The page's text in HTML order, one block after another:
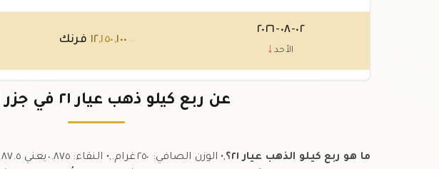
٠٢-٠٨-٢٠٢٦
الأحد ↓
١٢,١٥٠,١٠٠ .٠٠ فرنك
١٢,١٥٢ ٧٠٠.٠٠ فرنكعن ربع كيلو ذهب عيار ٢١ في جزر القمر
ما هو ربع كيلو الذهب عيار ٢١؟